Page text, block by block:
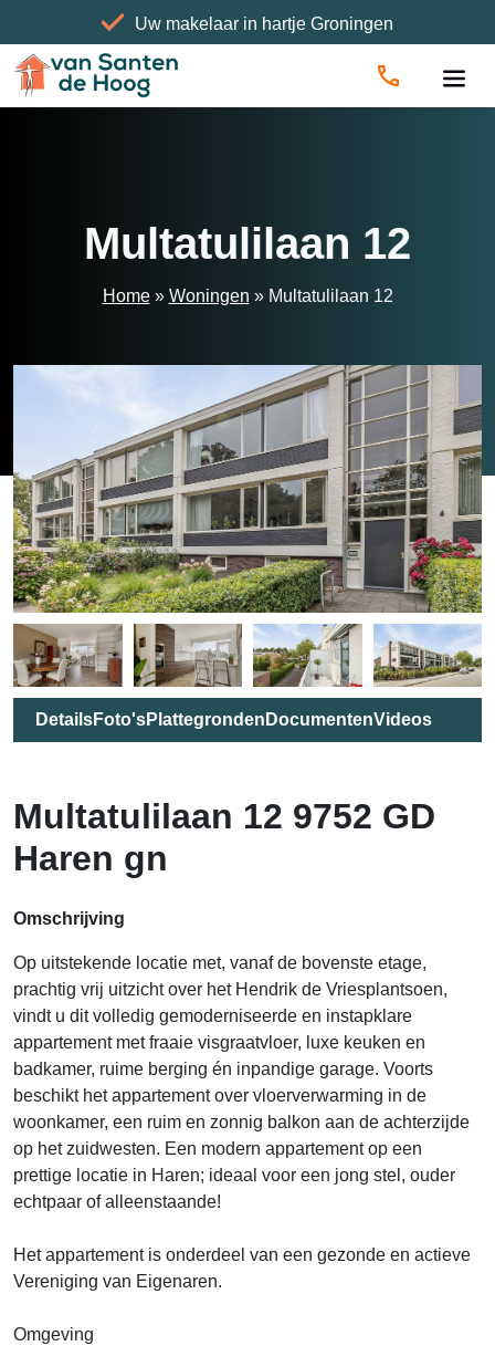
Uw makelaar in hartje Groningen
Woningen »Multatulilaan 12
Multatulilaan 12
Home» Woningen » Multatulilaan 12
DetailsFoto'sPlattegronden DocumentenVideos
Multatulilaan 12 9752 GD
Haren gn
Omschrijving
Op uitstekende locatie met, vanaf de bovenste etage,
prachtig vrij uitzicht over het Hendrik de Vriesplantsoen,
vindt u dit volledig gemoderniseerde en instapklare
appartement met fraaie visgraatvloer, luxe keuken en
badkamer, ruime berging én inpandige garage. Voorts
beschikt het appartement over vloerverwarming in de
woonkamer, een ruim en zonnig balkon aan de achterzijde
op het zuidwesten. Een modern appartement op een
prettige locatie in Haren; ideaal voor een jong stel, ouder
echtpaar of alleenstaande!
Het appartement is onderdeel van een gezonde en actieve
Vereniging van Eigenaren.
Omgeving